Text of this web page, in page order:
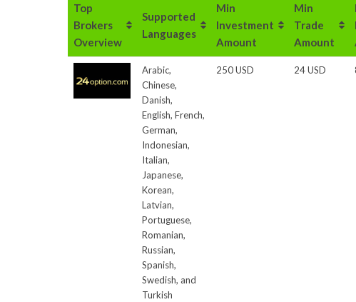
Top
Brokers
Overview
Supported
Languages
Min
Investment
Amount
Min
Trade
Amount
Arabic,
Chinese,
Danish,
English, French,
German,
Indonesian,
Italian,
Japanese,
Korean,
Latvian,
Portuguese,
Romanian,
Russian,
Spanish,
Swedish, and
Turkish
250 USD 24 USD